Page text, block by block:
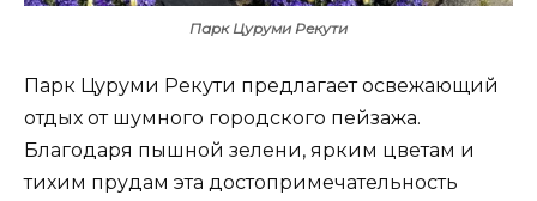
Парк Цуруми Рекути
Парк Цуруми Рекути предлагает освежающий
отдых от шумного городского пейзажа.
Благодаря пышной зелени, ярким цветам и
тихим прудам эта достопримечательность